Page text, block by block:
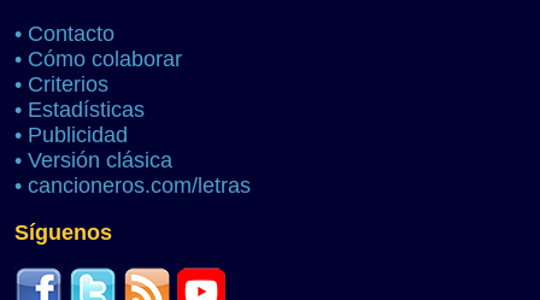
• Contacto
• Cómo colaborar
• Criterios
• Estadísticas
• Publicidad
• Versión clásica
• cancioneros.com/letras
Síguenos